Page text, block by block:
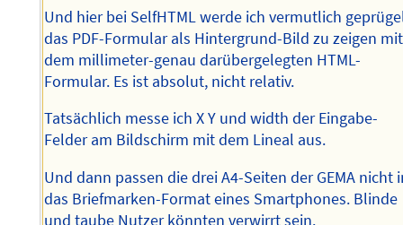
Und hier bei SelfHTML werde ich vermutlich
das PDF-Formular als Hintergrund-Bild zu zeigen mit
dem millimeter-genau darübergelegten HTML-
Formular. Es ist absolut, nicht relativ.
Tatsächlich messe ich X Y und width der Eingabe-
Felder am Bildschirm mit dem Lineal aus.
Und dann passen die drei A4-Seiten der GEMA nicht
das Briefmarken-Format eines Smartphones. Blinde
und taube Nutzer könnten verwirrt sein.